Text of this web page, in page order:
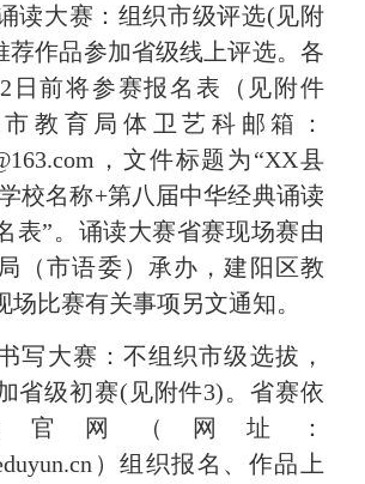
读大赛： 组织市级评选(见附
荐作品参加省级线上评选。 各
2 日前将参赛报名表（ 见附件
教育局体卫艺科邮箱：
163.com，文件标题为“XX县
校名称+第八 届中华经典诵读
表”。 诵读大赛省赛现场赛由
（市语委）承办，建阳区教
场比赛有关事项另文通知。
写大赛： 不组织市级选拔，
省级初赛(见附件3)。省赛依
官网（网址：
）组织报名、作品上